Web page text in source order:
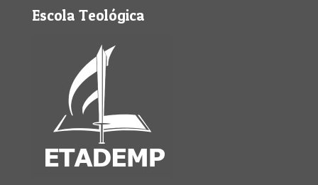
Escola Teológica